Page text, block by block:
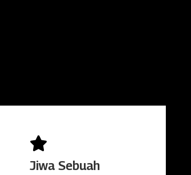

Jiwa Sebuah